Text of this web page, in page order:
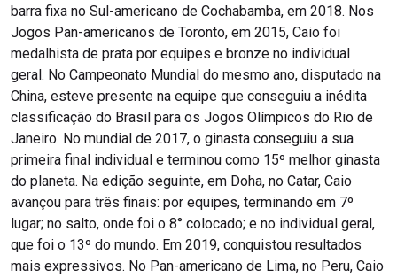
barra fixa no Sul-americano de Cochabamba, em 2018. Nos
Jogos Pan-americanos de Toronto, em 2015, Caio foi
medalhista de prata por equipes e bronze no individual
geral. No Campeonato Mundial do mesmo ano, disputado na
China, esteve presente na equipe que conseguiu a inédita
classificação do Brasil para os Jogos Olímpicos do Rio de
Janeiro. No mundial de 2017, o ginasta conseguiu a sua
primeira final individual e terminou como 15º melhor ginasta
do planeta. Na edição seguinte, em Doha, no Catar, Caio
avançou para três finais: por equipes, terminando em 7º
lugar; no salto, onde foi o 8° colocado; e no individual geral,
que foi o 13º do mundo. Em 2019, conquistou resultados
mais expressivos. No Pan-americano de Lima, no Peru, Caio